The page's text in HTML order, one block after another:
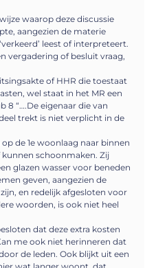
waarop deze discussie
aangezien de materie
leest of interpreteert.
vergadering of besluit vraag,
of HHR die toestaat
wel staat in het MR een
8 “….De eigenaar die van
trekt is niet verplicht in de
de 1e woonlaag naar binnen
kunnen schoonmaken. Zij
glazen wasser voor beneden
geven, aangezien de
en redelijk afgesloten voor
woorden, is ook niet heel
dat deze extra kosten
me ook niet herinneren dat
de leden. Ook blijkt uit een